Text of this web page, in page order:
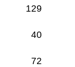
129
40
72